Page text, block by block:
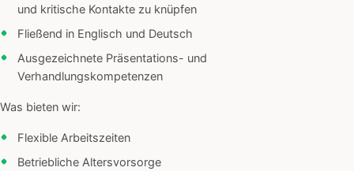
und kritische Kontakte zu knüpfen
Fließend in Englisch und Deutsch
Ausgezeichnete Präsentations- und
Verhandlungskompetenzen
Was bieten wir:
Flexible Arbeitszeiten
Betriebliche Altersvorsorge